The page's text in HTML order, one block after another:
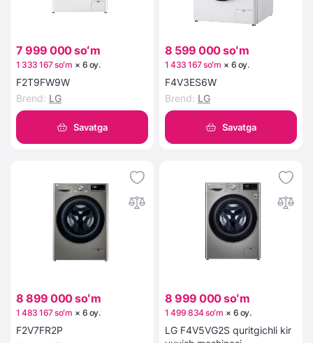
7 999 000 soʻm
1 333 167 soʻm × 6 oy.
F2T9FW9W
Brend: LG
Savatga
8 599 000 soʻm
1 433 167 soʻm × 6 oy.
F4V3ES6W
Brend: LG
Savatga
8 899 000 soʻm
1 483 167 soʻm × 6 oy.
F2V7FR2P
8 999 000 soʻm
1 499 834 soʻm × 6 oy.
LG F4V5VG2S quritgichli kir